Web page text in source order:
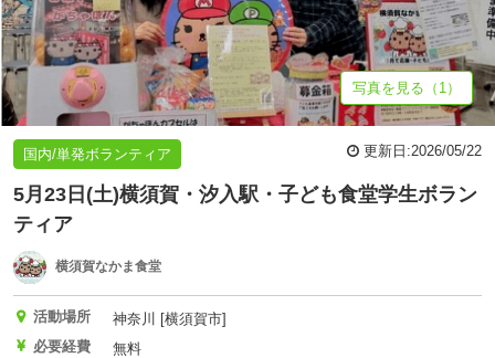
写真を見る（1）
国内/単発ボランティア 更新日:2026/05/22
5月23日(土)横須賀・汐入駅・子ども食堂学生ボラン
ティア
横須賀なかま食堂
活動場所
神奈川 [横須賀市]
必要経費
無料